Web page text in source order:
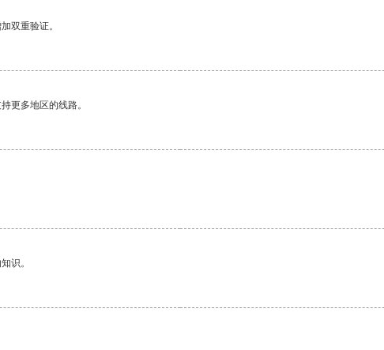
双重验证。
更多地区的线路。
识。